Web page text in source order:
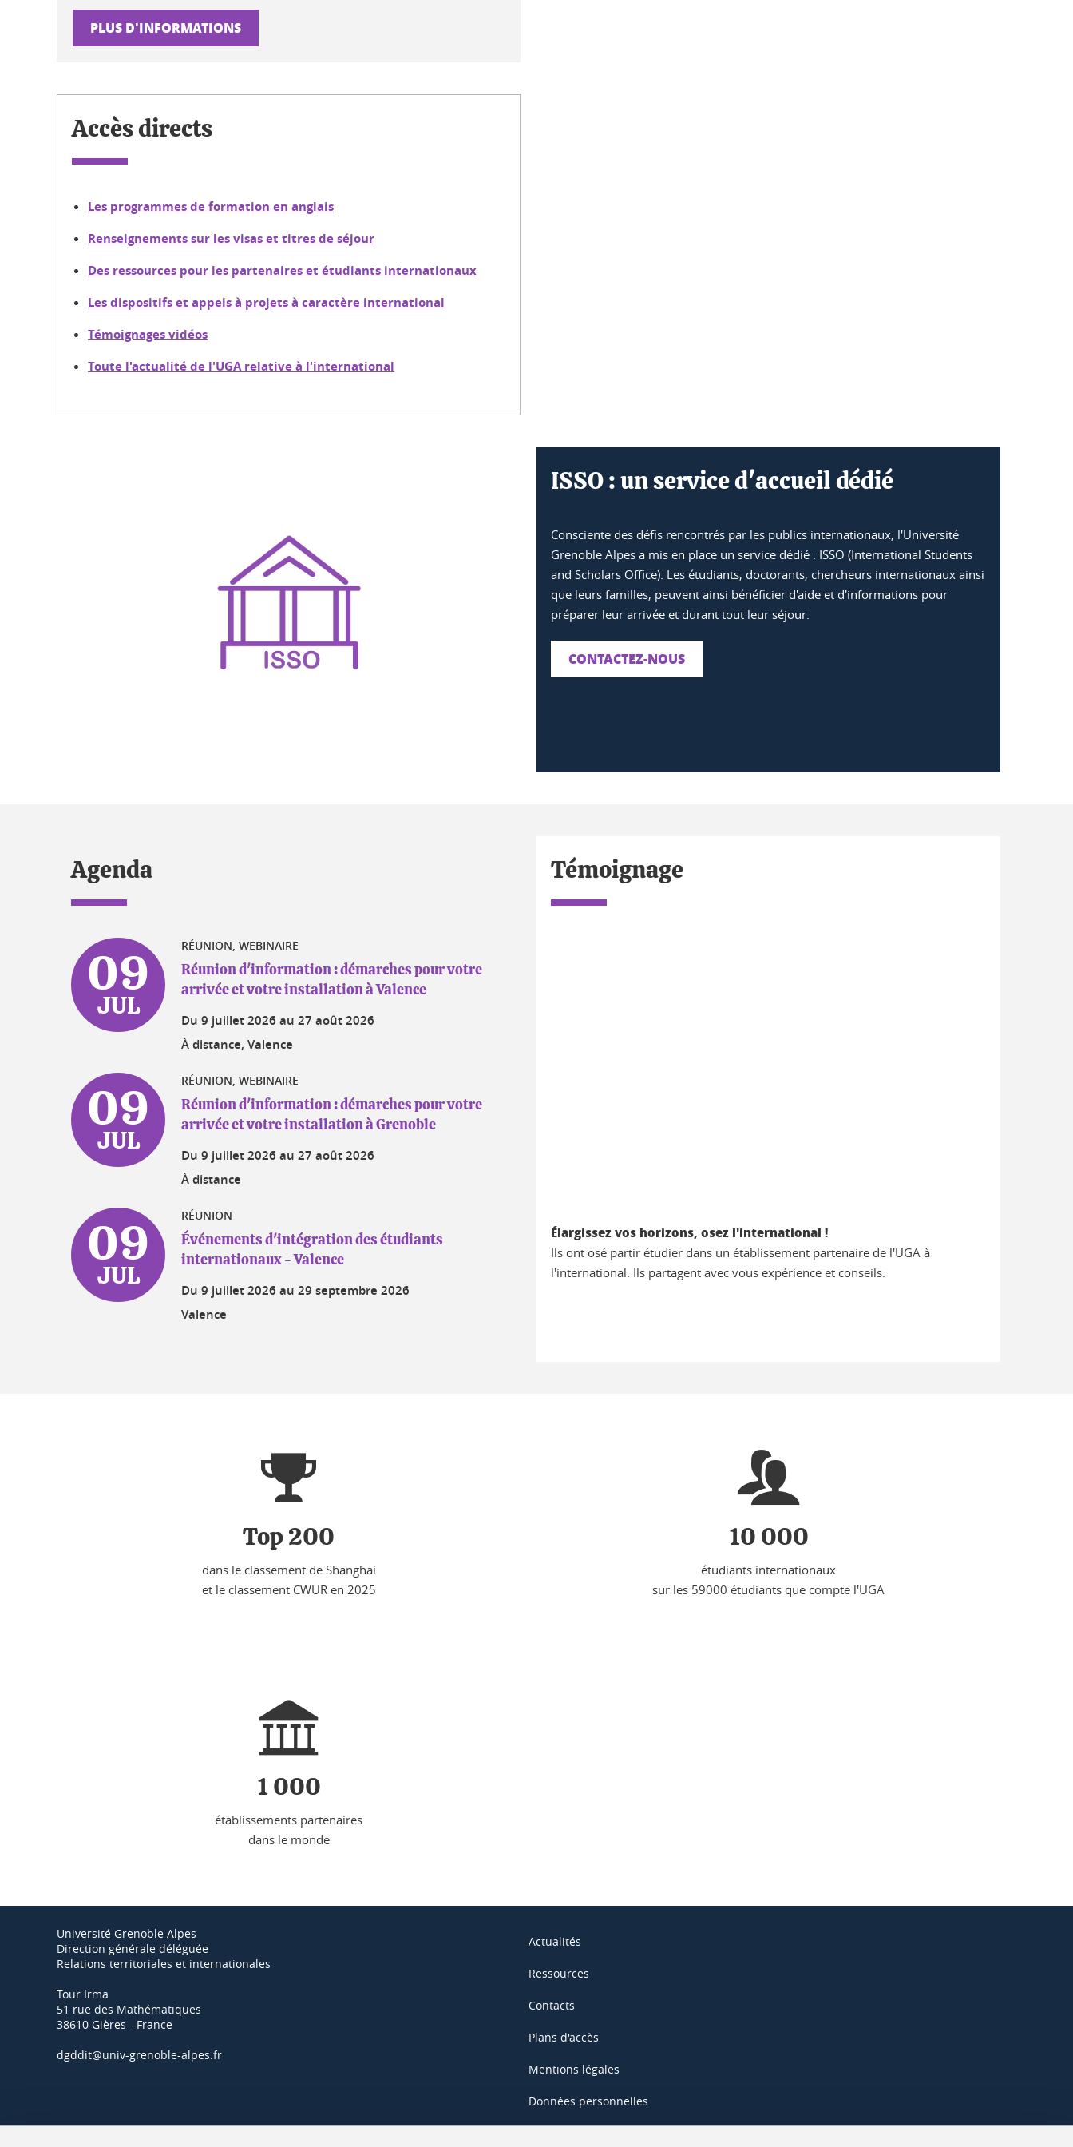
PLUS D'INFORMATIONS
Accès directs
Les programmes de formation en anglais
Renseignements sur les visas et titres de séjour
Des ressources pour les partenaires et étudiants internationaux
Les dispositifs et appels à projets à caractère international
Témoignages vidéos
Toute l'actualité de l'UGA relative à l'international
ISSO : un service d'accueil dédié
Consciente des défis rencontrés par les publics internationaux, l'Université
Grenoble Alpes a mis en place un service dédié : ISSO (International Students
and Scholars Office). Les étudiants, doctorants, chercheurs internationaux ainsi
que leurs familles, peuvent ainsi bénéficier d'aide et d'informations pour
préparer leur arrivée et durant tout leur séjour.
CONTACTEZ-NOUS
Agenda
09
JUL
RÉUNION, WEBINAIRE
Réunion d'information : démarches pour votre
arrivée et votre installation à Valence
Du 9 juillet 2026 au 27 août 2026
À distance, Valence
09
JUL
RÉUNION, WEBINAIRE
Réunion d'information : démarches pour votre
arrivée et votre installation à Grenoble
Du 9 juillet 2026 au 27 août 2026
À distance
09
JUL
RÉUNION
Événements d'intégration des étudiants
internationaux - Valence
Du 9 juillet 2026 au 29 septembre 2026
Valence
Témoignage
Élargissez vos horizons, osez l'international !
Ils ont osé partir étudier dans un établissement partenaire de l'UGA à
l'international. Ils partagent avec vous expérience et conseils.
Top 200
dans le classement de Shanghai
et le classement CWUR en 2025
10 000
étudiants internationaux
sur les 59000 étudiants que compte l'UGA
1 000
établissements partenaires
dans le monde
Université Grenoble Alpes
Direction générale déléguée
Relations territoriales et internationales
Tour Irma
51 rue des Mathématiques
38610 Gières - France
dgddit@univ-grenoble-alpes.fr
Actualités
Ressources
Contacts
Plans d'accès
Mentions légales
Données personnelles